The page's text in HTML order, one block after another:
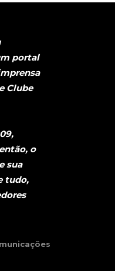
portal
Clube
o
sua
tudo,